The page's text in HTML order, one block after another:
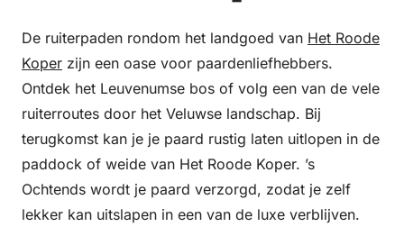
De ruiterpaden rondom het landgoed van Het Roode
Koper zijn een oase voor paardenliefhebbers.
Ontdek het Leuvenumse bos of volg een van de vele
ruiterroutes door het Veluwse landschap. Bij
terugkomst kan je je paard rustig laten uitlopen in de
paddock of weide van Het Roode Koper. ’s
Ochtends wordt je paard verzorgd, zodat je zelf
lekker kan uitslapen in een van de luxe verblijven.